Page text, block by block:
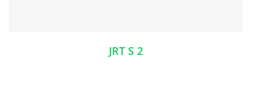
JRT S 2